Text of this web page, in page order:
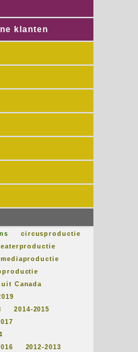
klanten
circusproductie
Canada
2014-2015
2012-2013